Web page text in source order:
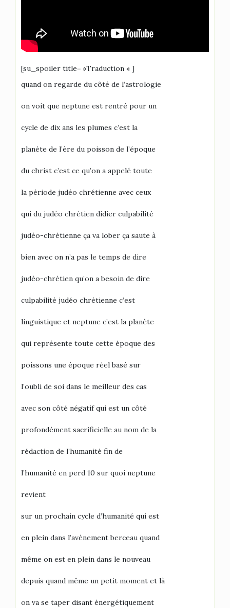
[su_spoiler title= »Traduction « ]
quand on regarde du côté de l’astrologie
on voit que neptune est rentré pour un
cycle de dix ans les plumes c’est la
planète de l’ère du poisson de l’époque
du christ c’est ce qu’on a appelé toute
la période judéo chrétienne avec ceux
qui du judéo chrétien didier culpabilité
judéo-chrétienne ça va lober ça saute à
bien avec on n’a pas le temps de dire
judéo-chrétien qu’on a besoin de dire
culpabilité judéo chrétienne c’est
linguistique et neptune c’est la planète
qui représente toute cette époque des
poissons une époque réel basé sur
l’oubli de soi dans le meilleur des cas
avec son côté négatif qui est un côté
profondément sacrificielle au nom de la
rédaction de l’humanité fin de
l’humanité en perd 10 sur quoi neptune
revient
sur un prochain cycle d’humanité qui est
en plein dans l’avènement berceau quand
même on est en plein dans le nouveau
depuis quand même un petit moment et là
on va se taper disant énergétiquement